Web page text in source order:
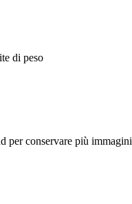
di peso
per conservare più immagini